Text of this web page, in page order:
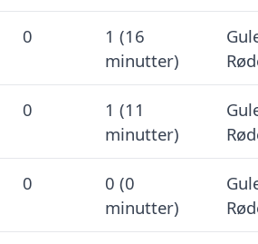
0
1 (16
minutter)
0
1 (11
minutter)
0
0 (0
minutter)